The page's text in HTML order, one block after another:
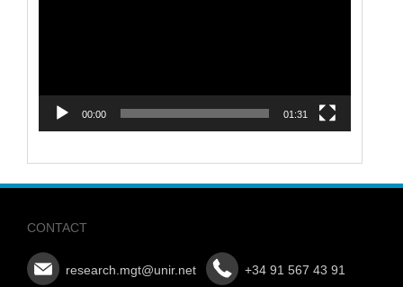
00:00 01:31
CONTACT
research.mgt@unir.net +34 91 567 43 91